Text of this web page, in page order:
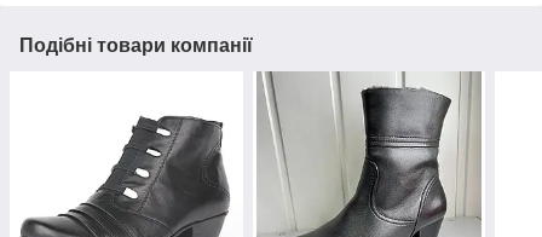
Подібні товари компанії